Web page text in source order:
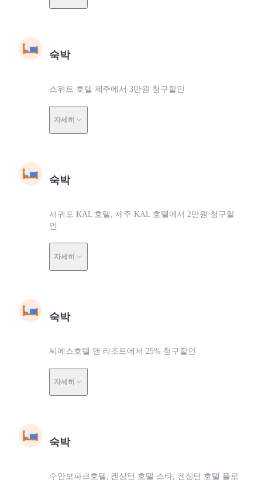
숙박
스위트 호텔 제주에서 3만원 청구할인
자세히
숙박
서귀포 KAL 호텔, 제주 KAL 호텔에서 2만원 청구할
인
자세히
숙박
씨에스호텔 앤 리조트에서 25% 청구할인
자세히
숙박
수안보파크호텔, 켄싱턴 호텔 스타, 켄싱턴 호텔 플로